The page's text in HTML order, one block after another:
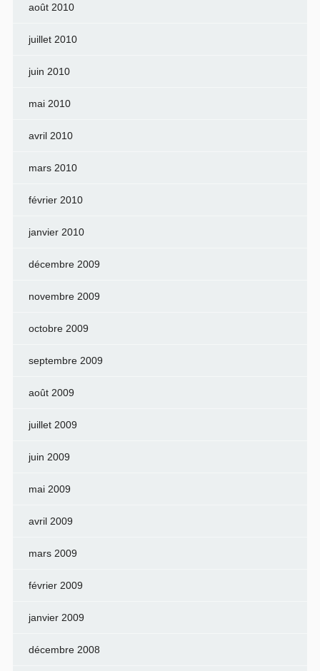
août 2010
juillet 2010
juin 2010
mai 2010
avril 2010
mars 2010
février 2010
janvier 2010
décembre 2009
novembre 2009
octobre 2009
septembre 2009
août 2009
juillet 2009
juin 2009
mai 2009
avril 2009
mars 2009
février 2009
janvier 2009
décembre 2008